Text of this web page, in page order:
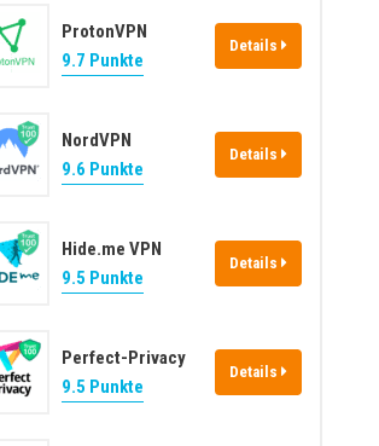
ProtonVPN
9.7 Punkte
Details
NordVPN
9.6 Punkte
Details
Hide.me VPN
9.5 Punkte
Details
Perfect-Privacy
9.5 Punkte
Details